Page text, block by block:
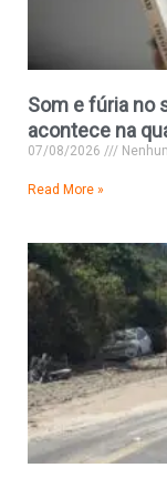
Som e fúria no
acontece na
07/08/2026
Read More »